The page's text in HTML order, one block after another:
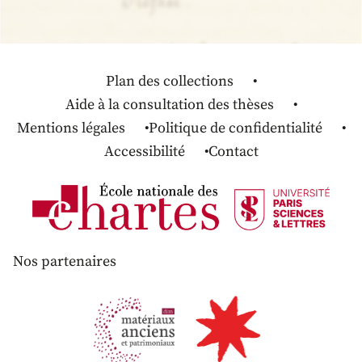
Plan des collections
Aide à la consultation des thèses
Mentions légales
Politique de confidentialité
Accessibilité
Contact
Nos partenaires